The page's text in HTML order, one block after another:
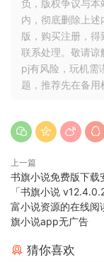
负，版权争议与
内，彻底删除上
版，购买注册，
联系处理。敬请
pj有风险，玩机需
题，推荐先在备
上一篇
书旗小说免费版下载
「书旗小说
富小说资源的在线阅
旗小说app无广告
猜你喜欢